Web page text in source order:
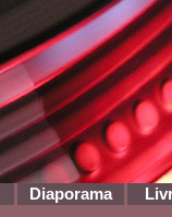
Diaporama